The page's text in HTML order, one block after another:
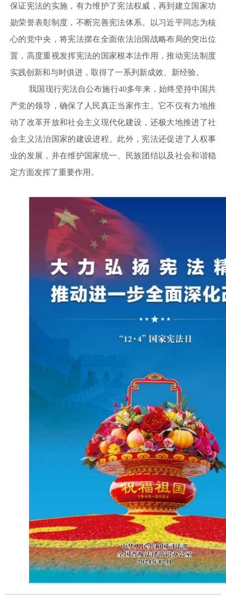
保证宪法的实施，有力维护了宪法权威，再到建立国家功
勋荣誉表彰制度，不断完善宪法体系。以习近平同志为核
心的党中央，将宪法摆在全面依法治国战略布局的突出位
置，高度重视发挥宪法的国家根本法作用，推动宪法制度
实践创新和与时俱进，取得了一系列新成效、新经验。
我国现行宪法自公布施行40多年来，始终坚持中国共
产党的领导，确保了人民真正当家作主。它不仅有力地推
动了改革开放和社会主义现代化建设，还极大地推进了社
会主义法治国家的建设进程。此外，宪法还促进了人权事
业的发展，并在维护国家统一、民族团结以及社会和谐稳
定方面发挥了重要作用。